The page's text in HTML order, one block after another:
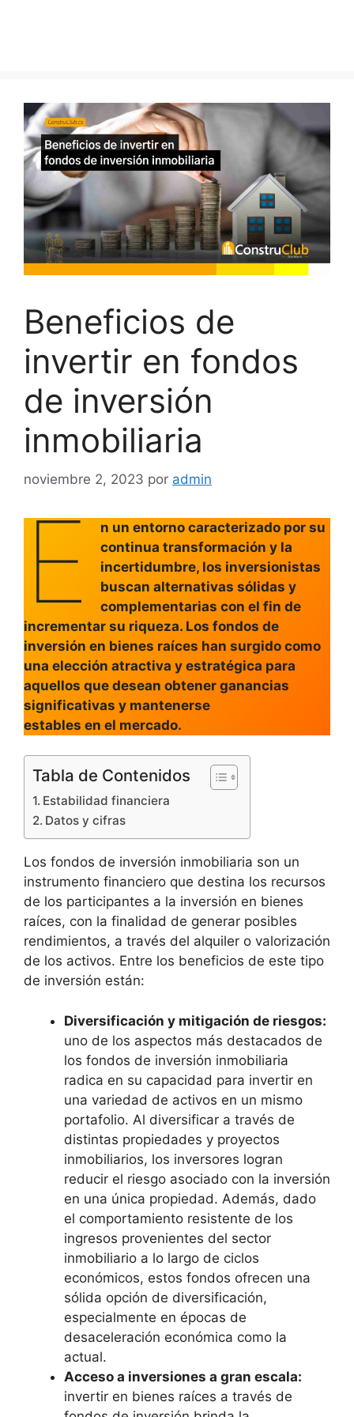
Beneficios de
invertir en fondos
de inversión
inmobiliaria
noviembre 2, 2023 por admin
E
n un entorno caracterizado por su
continua transformación y la
incertidumbre, los inversionistas
buscan alternativas sólidas y
complementarias con el fin de
incrementar su riqueza. Los fondos de
inversión en bienes raíces han surgido como
una elección atractiva y estratégica para
aquellos que desean obtener ganancias
significativas y mantenerse
estables en el mercado.
Tabla de Contenidos
Estabilidad financiera
Datos y cifras
Los fondos de inversión inmobiliaria son un
instrumento financiero que destina los recursos
de los participantes a la inversión en bienes
raíces, con la finalidad de generar posibles
rendimientos, a través del alquiler o valorización
de los activos. Entre los beneficios de este tipo
de inversión están:
Diversificación y mitigación de riesgos:
uno de los aspectos más destacados de
los fondos de inversión inmobiliaria
radica en su capacidad para invertir en
una variedad de activos en un mismo
portafolio. Al diversificar a través de
distintas propiedades y proyectos
inmobiliarios, los inversores logran
reducir el riesgo asociado con la inversión
en una única propiedad. Además, dado
el comportamiento resistente de los
ingresos provenientes del sector
inmobiliario a lo largo de ciclos
económicos, estos fondos ofrecen una
sólida opción de diversificación,
especialmente en épocas de
desaceleración económica como la
actual.
Acceso a inversiones a gran escala:
invertir en bienes raíces a través de